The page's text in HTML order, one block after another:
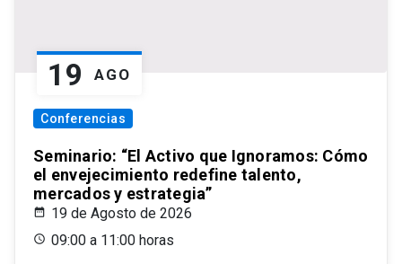
19 AGO
Conferencias
Seminario: “El Activo que Ignoramos: Cómo
el envejecimiento redefine talento,
mercados y estrategia”
19 de Agosto de 2026
09:00 a 11:00 horas